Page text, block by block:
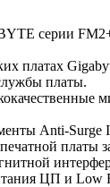
серии
платы.
Anti-
платы
ЦП и